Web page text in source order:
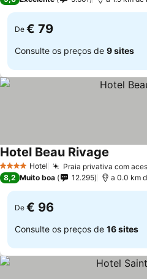
De € 79
Consulte os preços de 9 sites
4 EstrelasHotel Praia privativa com
Hotel Beau Rivage
8,2 Muito boa 12.295 a 0.0 km
De € 96
Consulte os preços de 16 sites